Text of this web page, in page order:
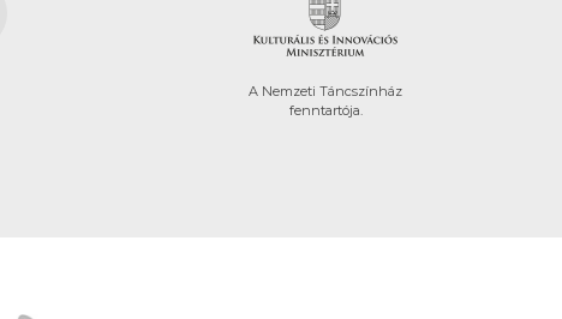
A Nemzeti Táncszínház
fenntartója.